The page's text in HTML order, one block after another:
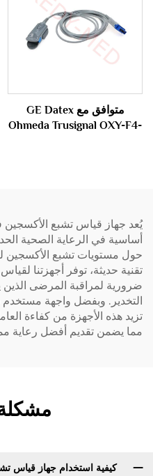
متوافق مع GE Datex
Ohmeda Trusignal OXY-F4-
يُعد جهاز قياس تشبع الأكسجين
أساسية في الرعاية الصحية
حول مستويات تشبع الأكسجين
تقنية حديثة، توفر أجهزتنا
ضرورية لمراقبة المرضى الذين
التخدير. وبفضل واجهة مستخدم
تزيد هذه الأجهزة من كفاءة
مما يضمن تقديم أفضل رعاية
كيفية استخدام جهاز قياس